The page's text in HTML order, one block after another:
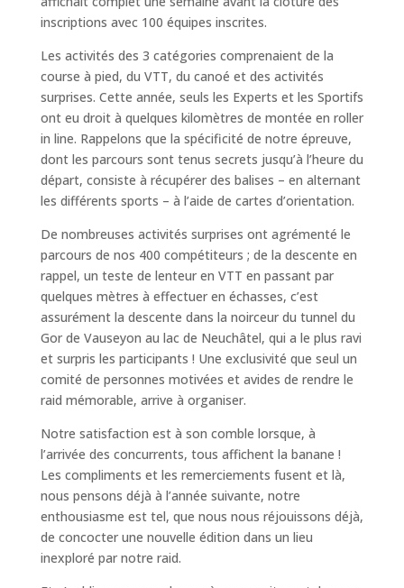
inscriptions avec 100 équipes inscrites.
Les activités des 3 catégories comprenaient de la
course à pied, du VTT, du canoé et des activités
surprises. Cette année, seuls les Experts et les Sportifs
ont eu droit à quelques kilomètres de montée en roller
in line. Rappelons que la spécificité de notre épreuve,
dont les parcours sont tenus secrets jusqu’à l’heure du
départ, consiste à récupérer des balises – en alternant
les différents sports – à l’aide de cartes d’orientation.
De nombreuses activités surprises ont agrémenté le
parcours de nos 400 compétiteurs ; de la descente en
rappel, un teste de lenteur en VTT en passant par
quelques mètres à effectuer en échasses, c’est
assurément la descente dans la noirceur du tunnel du
Gor de Vauseyon au lac de Neuchâtel, qui a le plus ravi
et surpris les participants ! Une exclusivité que seul un
comité de personnes motivées et avides de rendre le
raid mémorable, arrive à organiser.
Notre satisfaction est à son comble lorsque, à
l’arrivée des concurrents, tous affichent la banane !
Les compliments et les remerciements fusent et là,
nous pensons déjà à l’année suivante, notre
enthousiasme est tel, que nous nous réjouissons déjà,
de concocter une nouvelle édition dans un lieu
inexploré par notre raid.